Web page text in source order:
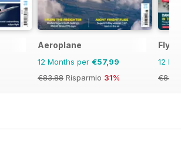
Aeroplane
12 Months per €57,99
€83.88 Risparmio 31%
12